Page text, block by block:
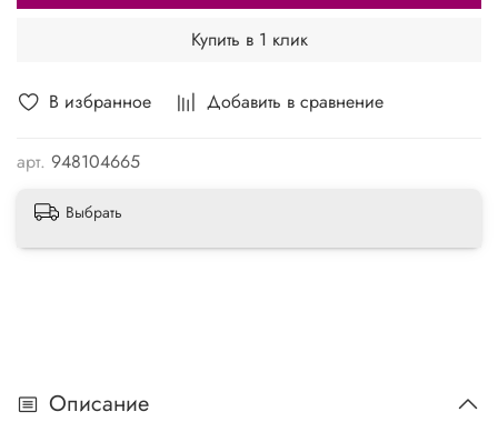
В избранное Добавить в сравнение
арт. 948104665
Купить в 1 клик
Выбрать
Описание